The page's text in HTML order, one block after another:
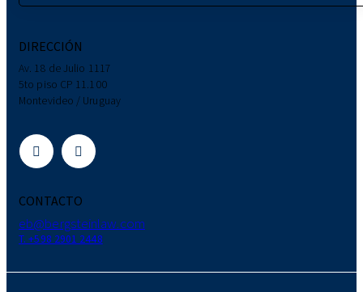
DIRECCIÓN
Av. 18 de Julio 1117
5to piso CP 11.100
Montevideo / Uruguay
CONTACTO
eb@bergsteinlaw.com
T. +598 2901 2448